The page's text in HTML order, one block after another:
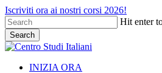
Skip
to
main
content
Iscriviti ora ai nostri corsi 2026!
Hit enter
Search
Close
INIZIA ORA